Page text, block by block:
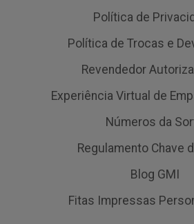
Política de
Política de Trocas e
Revendedor
Experiência Virtual de
Números da
Regulamento Chave
Blog GMI
Fitas Impressas